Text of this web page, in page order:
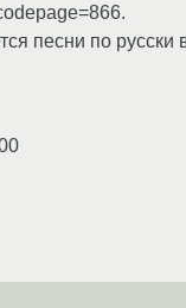
песни по русски